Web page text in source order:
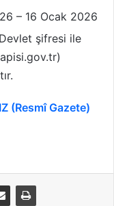
– 16 Ocak 2026
şifresi ile
(Resmî Gazete)